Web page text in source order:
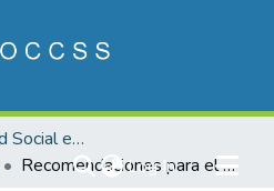
Log In(current)
Salud y Seguridad Social en Costa Rica
Recomendaciones para el uso de la gliclazida